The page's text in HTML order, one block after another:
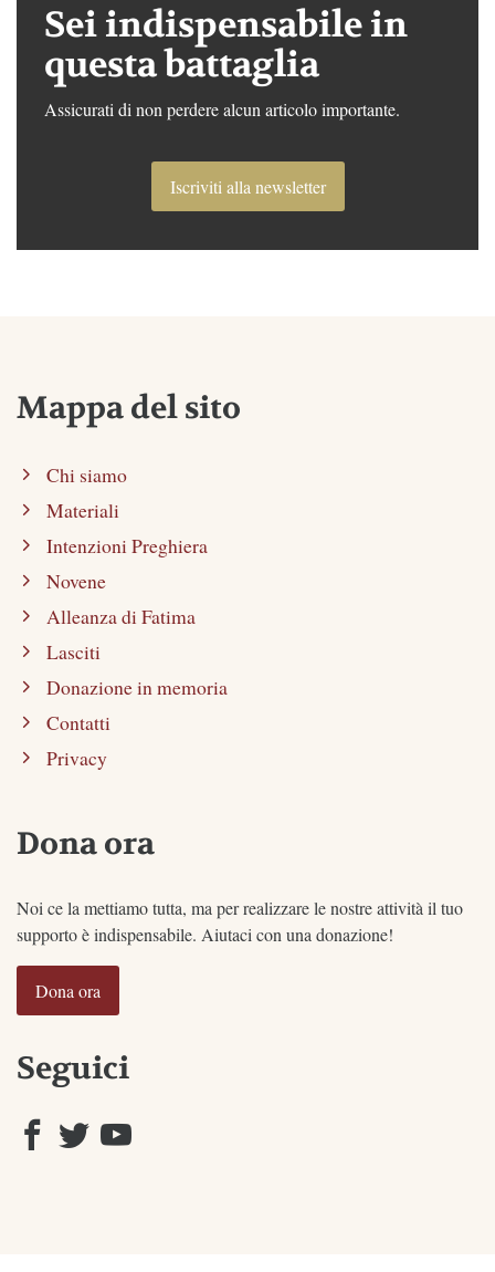
Sei indispensabile in
questa battaglia
Assicurati di non perdere alcun articolo importante.
Iscriviti alla newsletter
Mappa del sito
Chi siamo
Materiali
Intenzioni Preghiera
Novene
Alleanza di Fatima
Lasciti
Donazione in memoria
Contatti
Privacy
Dona ora
Noi ce la mettiamo tutta, ma per realizzare le nostre attività il tuo
supporto è indispensabile. Aiutaci con una donazione!
Dona ora
Seguici